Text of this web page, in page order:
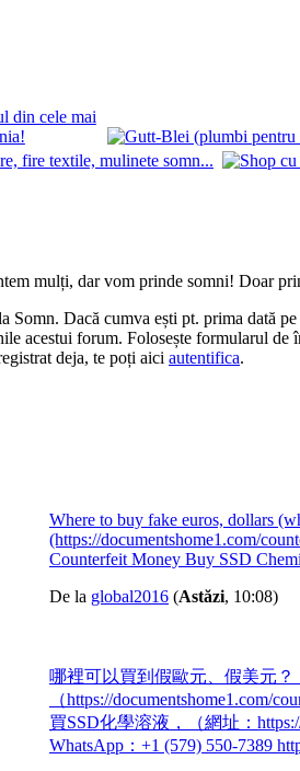
mulți, dar vom prinde somni! Doar
Dacă cumva ești pt. prima dată
acestui forum. Folosește formularul de
deja, te poți aici autentifica.
Where to buy fake euros, dollars
‪(https://documentshome1.com/
Counterfeit Money Buy SSD
De la global2016 (Astăzi, 10:08)
哪裡可以買到假歐元、假美元？
（https://documentshome1.com/
買SSD化學溶液，（網址：
WhatsApp：+1 (579) 550-7389